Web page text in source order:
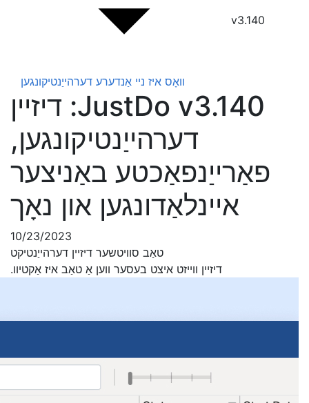
v3.140
וואָס איז ניי אַנדערע דערהייַנטיקונגען
JustDo v3.140: דיזיין
דערהייַנטיקונגען,
פאַרייַנפאַכטע באַניצער
איינלאַדונגען און נאָך
10/23/2023
טאַב סוויטשער דיזיין דערהייַנטיקט
דיזיין ווייזט איצט בעסער ווען אַ טאַב איז אַקטיוו.